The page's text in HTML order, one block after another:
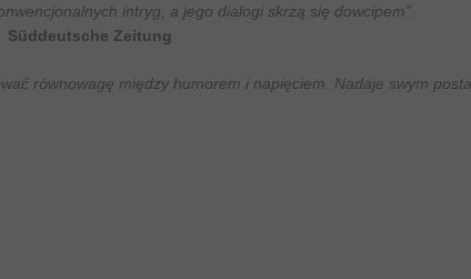
intryg, a jego dialogi skrzą się dowcipem”.
Süddeutsche Zeitung
równowagę między humorem i napięciem. Nadaje swym